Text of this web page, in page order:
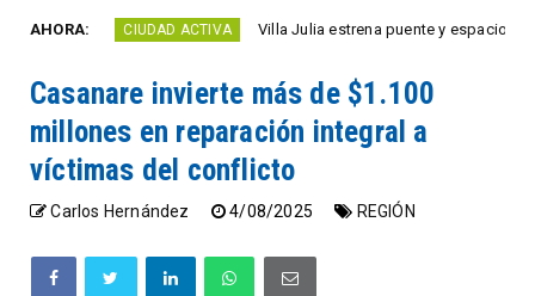
AHORA:CIUDAD ACTIVA Villa Julia estrena puente y espacios
Casanare invierte más de $1.100
millones en reparación integral a
víctimas del conflicto
Carlos Hernández 4/08/2025 REGIÓN